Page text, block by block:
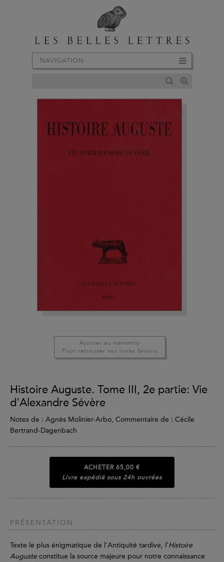
NAVIGATION
Ajouter au mémento
Pour retrouver vos livres favoris
Histoire Auguste. Tome III, 2e partie: Vie
d'Alexandre Sévère
Notes de : Agnès Molinier-Arbo, Commentaire de : Cécile
Bertrand-Dagenbach
ACHETER 65,00 €
Livre expédié sous 24h ouvrées
PRÉSENTATION
Texte le plus énigmatique de l'Antiquité tardive, l’Histoire
Auguste constitue la source majeure pour notre connaissance